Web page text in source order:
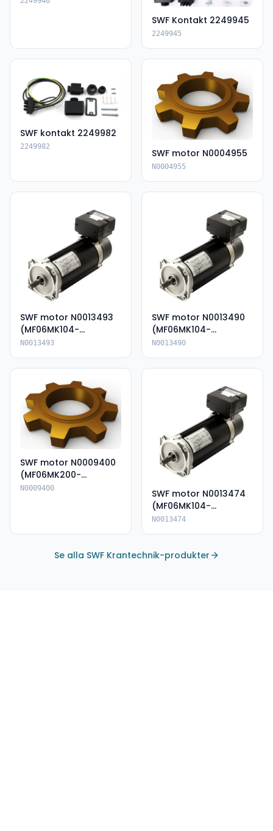
SWF Kontakt 2249945
2249945
SWF kontakt 2249982
2249982
SWF motor N0004955
N0004955
SWF motor N0013493
(MF06MK104-
136P85054-KIP66)
N0013493
SWF motor N0013490
(MF06MK104-
136P85054E-IP66)
N0013490
SWF motor N0009400
(MF06MK200-
135A80062E-IP66)
N0009400
SWF motor N0013474
(MF06MK104-
136P85055--IP66)
N0013474
Se alla SWF Krantechnik-produkter